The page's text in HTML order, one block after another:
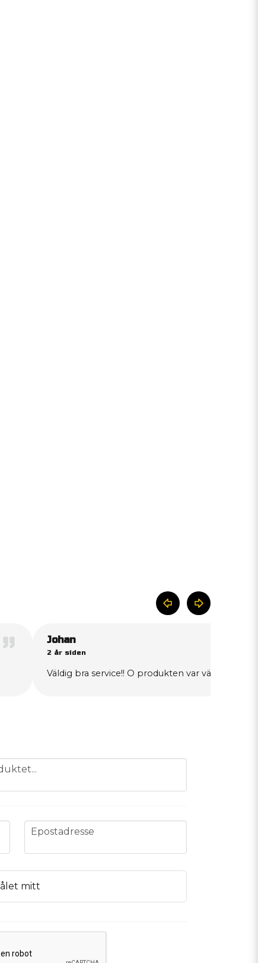
Johan
2 år siden
Väldig bra service!! O produkten var väldigt bra!!
email
Epostadresse
mitt